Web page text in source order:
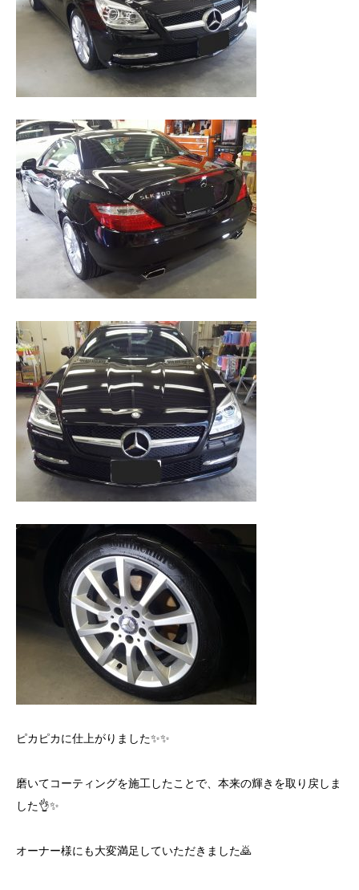
ピカピカに仕上がりました✨✨
磨いてコーティングを施工したことで、本来の輝きを取り戻しま
した👌✨
オーナー様にも大変満足していただきました🙇